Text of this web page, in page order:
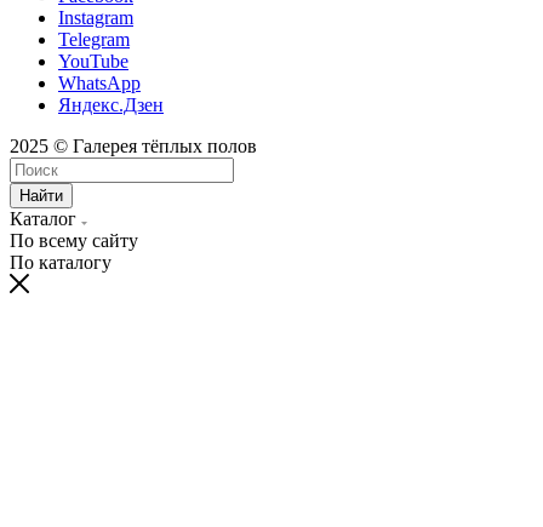
Instagram
Telegram
YouTube
WhatsApp
Яндекс.Дзен
2025 © Галерея тёплых полов
Найти
Каталог
По всему сайту
По каталогу